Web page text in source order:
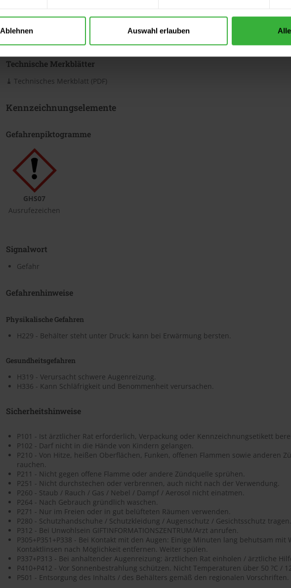
Ablehnen Auswahl erlauben
Sicherheitsdatenblätter
Technische Merkblätter
⤓ Technisches Merkblatt (PDF)
Kennzeichnungselemente
Gefahrenpiktogramme
GHS07
Ausrufezeichen
Signalwort
Gefahr
Gefahrenhinweise
Physikalische Gefahren
H229 - Behälter steht unter Druck: kann bei Erwärmung bersten.
Gesundheitsgefahren
H319 - Verursacht schwere Augenreizung.
H336 - Kann Schläfrigkeit und Benommenheit verursachen.
Sicherheitshinweise
P101 - Ist ärztlicher Rat erforderlich, Verpackung oder Kennzeichnungsetikett
P102 - Darf nicht in die Hände von Kindern gelangen.
P210 - Von Hitze, heißen Oberflächen, Funken, offenen Flammen sowie anderen
rauchen.
P211 - Nicht gegen offene Flamme oder andere Zündquelle sprühen.
P251 - Nicht durchstechen oder verbrennen, auch nicht nach der Verwendung.
P260 - Staub / Rauch / Gas / Nebel / Dampf / Aerosol nicht einatmen.
P264 - Nach Gebrauch gründlich waschen.
P271 - Nur im Freien oder in gut belüfteten Räumen verwenden.
P280 - Schutzhandschuhe / Schutzkleidung / Augenschutz / Gesichtsschutz tragen.
P312 - Bei Unwohlsein GIFTINFORMATIONSZENTRUM/Arzt anrufen.
P305+P351+P338 - Bei Kontakt mit den Augen: Einige Minuten lang behutsam
Kontaktlinsen nach Möglichkeit entfernen. Weiter spülen.
P337+P313 - Bei anhaltender Augenreizung: ärztlichen Rat einholen / ärztliche
P410+P412 - Vor Sonnenbestrahlung schützen. Nicht Temperaturen über 50 ?C /
P501 - Entsorgung des Inhalts / des Behälters gemäß den regionalen Vorschriften.